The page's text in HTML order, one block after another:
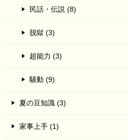
民話・伝説 (8)
脱獄 (3)
超能力 (3)
騒動 (9)
夏の豆知識 (3)
家事上手 (1)